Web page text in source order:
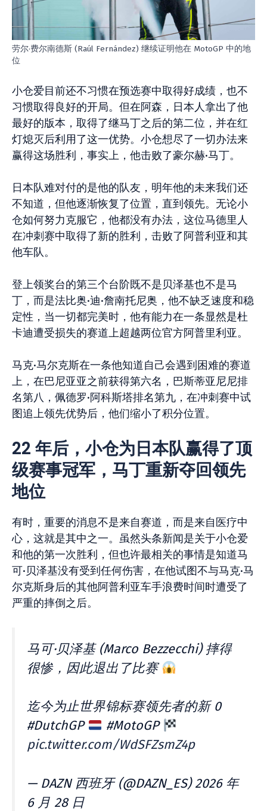
劳尔·费尔南德斯 (Raúl Fernández) 继续证明他在 MotoGP 中的地
位
小仓爱目前还不习惯在预选赛中取得好成绩，也不
习惯取得良好的开局。但在阿森，日本人拿出了他
最好的版本，取得了继马丁之后的第二位，并在红
灯熄灭后利用了这一优势。小仓想尽了一切办法来
赢得这场胜利，事实上，他击败了豪尔赫·马丁。
日本队难对付的是他的队友，明年他的未来我们还
不知道，但他逐渐恢复了位置，直到领先。无论小
仓如何努力克服它，他都没有办法，这位马德里人
在冲刺赛中取得了新的胜利，击败了阿普利亚和其
他车队。
登上领奖台的第三个台阶既不是贝泽基也不是马
丁，而是法比奥·迪·詹南托尼奥，他不缺乏速度和稳
定性，当一切都完美时，他有能力在一条显然是杜
卡迪遭受损失的赛道上超越两位官方阿普里利亚。
马克·马尔克斯在一条他知道自己会遇到困难的赛道
上，在巴尼亚亚之前获得第六名，巴斯蒂亚尼尼排
名第八，佩德罗·阿科斯塔排名第九，在冲刺赛中试
图追上领先优势后，他们缩小了积分位置。
22 年后，小仓为日本队赢得了顶
级赛事冠军，马丁重新夺回领先
地位
有时，重要的消息不是来自赛道，而是来自医疗中
心，这就是其中之一。虽然头条新闻是关于小仓爱
和他的第一次胜利，但也许最相关的事情是知道马
可·贝泽基没有受到任何伤害，在他试图不与马克·马
尔克斯身后的其他阿普利亚车手浪费时间时遭受了
严重的摔倒之后。
马可·贝泽基 (Marco Bezzecchi) 摔得
很惨，因此退出了比赛
迄今为止世界锦标赛领先者的新 0
#DutchGP
#MotoGP
pic.twitter.com/WdSFZsmZ4p
— DAZN 西班牙 (@DAZN_ES) 2026 年
6 月 28 日